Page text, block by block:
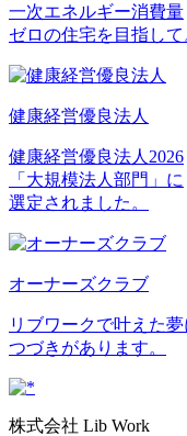
一次エネルギー消費量
ゼロの住宅を目指して
健康経営優良法人
健康経営優良法人2026
「大規模法人部門」に
選定されました。
オーナーズクラブ
リブワークで叶えた夢
つづきがあります。
株式会社 Lib Work